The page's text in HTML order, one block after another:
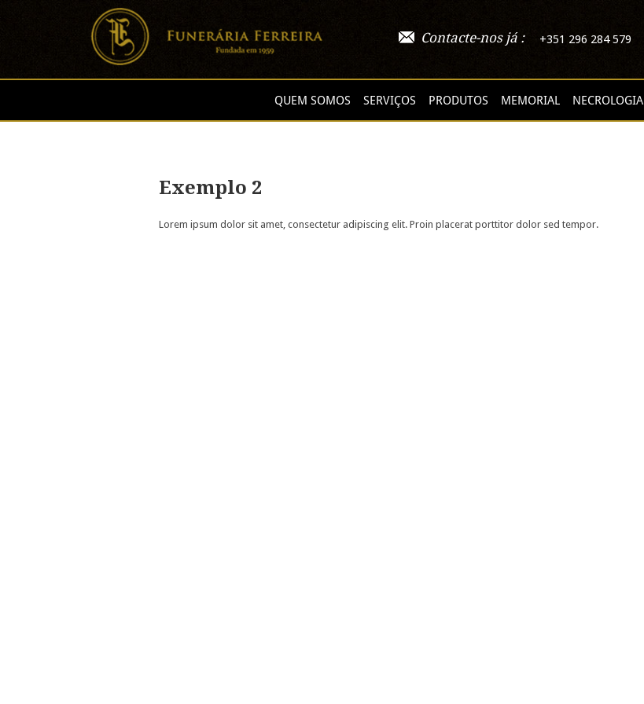
Contacte-nos já : +351 296 284 579
QUEM SOMOS SERVIÇOS PRODUTOS MEMORIAL NECROLOGIA
Exemplo 2
Lorem ipsum dolor sit amet, consectetur adipiscing elit. Proin placerat porttitor dolor sed tempor.